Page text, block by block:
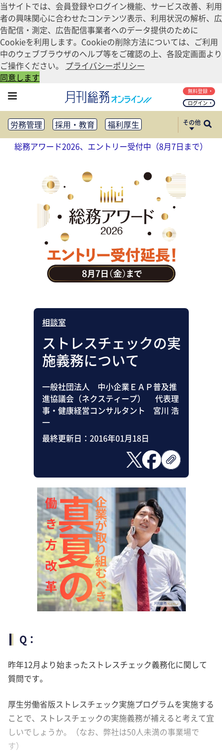
当サイトでは、会員登録やログイン機能、サービス改善、利用
者の興味関心に合わせたコンテンツ表示、利用状況の解析、広
告配信・測定、広告配信事業者へのデータ提供のために
Cookieを利用します。Cookieの削除方法については、ご利用
中のウェブブラウザのヘルプ等をご確認の上、各設定画面より
ご操作ください。 プライバシーポリシー
同意します
ログイン
無料登録
労務管理 採用・教育
福利厚生
健康経営
働き方改革
法務・コンプライアンス
リスクマネジメント・BCP
社外・社内広報
社外・社内コミュニケーション活性化
FM・オフィス移転
CSR・SDGs
テクノロジー活用・DX
助成金・補助金・コスト削減
アウトソーシング・BPO
調査・レポート
その他
総務アワード2026、エントリー受付中（8月7日まで）
相談室
ストレスチェックの実
施義務について
一般社団法人 中小企業ＥＡＰ普及推
進協議会（ネクスティープ） 代表理
事・健康経営コンサルタント 宮川 浩
一
最終更新日： 2016年01月18日
Q：
昨年12月より始まったストレスチェック義務化に関して
質問です。
厚生労働省版ストレスチェック実施プログラムを実施する
ことで、ストレスチェックの実施義務が補えると考えて宜
しいでしょうか。（なお、弊社は50人未満の事業場で
す）